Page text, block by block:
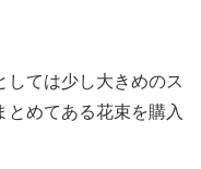
しては少し大きめのス
とめてある花束を購入